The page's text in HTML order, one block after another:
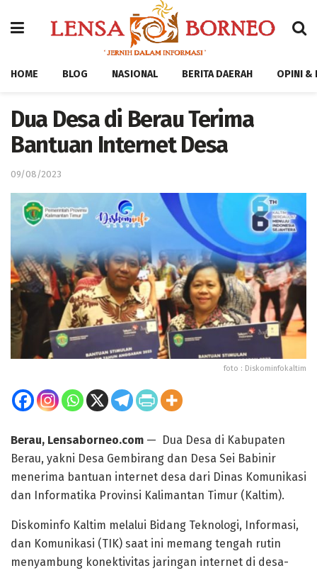
HOME BLOG NASIONAL BERITA DAERAH OPINI &
Dua Desa di Berau Terima
Bantuan Internet Desa
09/08/2023
foto : Diskominfokaltim
Berau, Lensaborneo.com — Dua Desa di Kabupaten
Berau, yakni Desa Gembirang dan Desa Sei Babinir
menerima bantuan internet desa dari Dinas Komunikasi
dan Informatika Provinsi Kalimantan Timur (Kaltim).
Diskominfo Kaltim melalui Bidang Teknologi, Informasi,
dan Komunikasi (TIK) saat ini memang tengah rutin
menyambung konektivitas jaringan internet di desa-